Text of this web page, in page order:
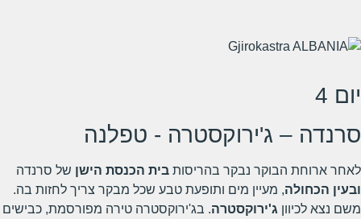
יום 4
סרנדה – ג'ירוקסטרה - טפלנה
לאחר ארוחת הבוקר נבקר בהריסות בית הכנסת הישן של סרנדה
ובעין הכחולה, מעיין מים ותופעת טבע שכל מבקר צריך לחזות בה.
משם נצא לכיוון ג'ירוקסטרה. בג'ירוקסטרה טירה מפורסמת, כבישים